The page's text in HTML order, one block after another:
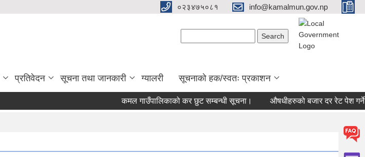
०२३४७५०८१ info@kamalmun.gov.np
प्रतिवेदन सूचना तथा जानकारी ग्यालरी सूचनाको हक/स्वतः प्रकाशन
कमल गाउँपालिकाको कर छुट सम्बन्धी सूचना। औषधीहरुको बजार दर रेट पेश गर्ने